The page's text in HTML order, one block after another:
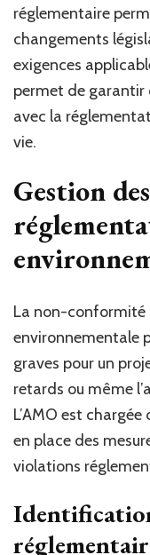
réglementaire
changements
exigences
permet de garantir
avec la
vie.
Gestion
La non-conformité
environnementale
graves pour un
retards ou même
L’AMO est
en place des
violations